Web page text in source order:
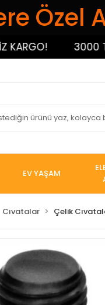
Özel
3000 TL
EV YAŞAM
Cıvatalar Çelik